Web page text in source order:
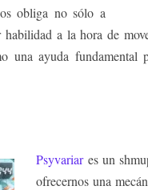
obliga no sólo a
a la hora de
una ayuda fundamental
Psyvariares un
ofrecernos una